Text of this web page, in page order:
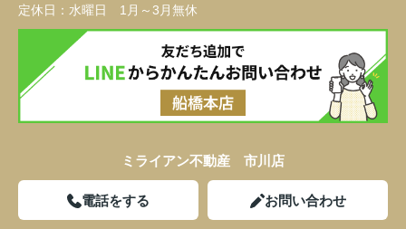
定休日： 水曜日 1月～3月無休
ミライアン不動産 市川店
電話をする お問い合わせ